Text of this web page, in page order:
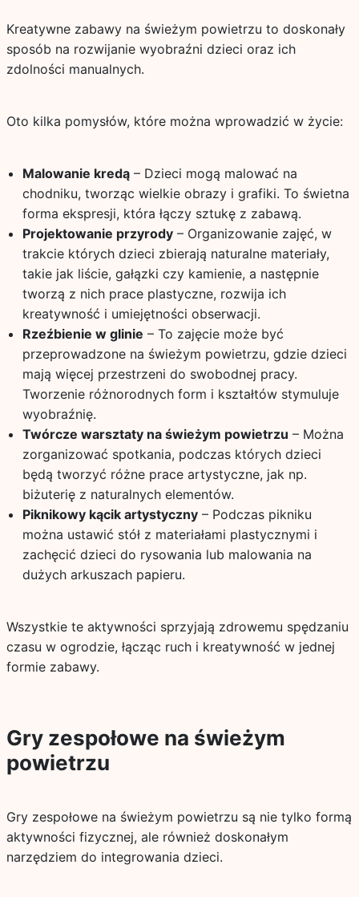
Kreatywne zabawy na świeżym powietrzu to doskonały
sposób na rozwijanie wyobraźni dzieci oraz ich
zdolności manualnych.
Oto kilka pomysłów, które można wprowadzić w życie:
Malowanie kredą– Dzieci mogą malować na
chodniku, tworząc wielkie obrazy i grafiki. To świetna
forma ekspresji, która łączy sztukę z zabawą.
Projektowanie przyrody– Organizowanie zajęć, w
trakcie których dzieci zbierają naturalne materiały,
takie jak liście, gałązki czy kamienie, a następnie
tworzą z nich prace plastyczne, rozwija ich
kreatywność i umiejętności obserwacji.
Rzeźbienie w glinie – To zajęcie może być
przeprowadzone na świeżym powietrzu, gdzie dzieci
mają więcej przestrzeni do swobodnej pracy.
Tworzenie różnorodnych form i kształtów stymuluje
wyobraźnię.
Twórcze warsztaty na świeżym powietrzu – Można
zorganizować spotkania, podczas których dzieci
będą tworzyć różne prace artystyczne, jak np.
biżuterię z naturalnych elementów.
Piknikowy kącik artystyczny– Podczas pikniku
można ustawić stół z materiałami plastycznymi i
zachęcić dzieci do rysowania lub malowania na
dużych arkuszach papieru.
Wszystkie te aktywności sprzyjają zdrowemu spędzaniu
czasu w ogrodzie, łącząc ruch i kreatywność w jednej
formie zabawy.
Gry zespołowe na świeżym
powietrzu
Gry zespołowe na świeżym powietrzu są nie tylko formą
aktywności fizycznej, ale również doskonałym
narzędziem do integrowania dzieci.